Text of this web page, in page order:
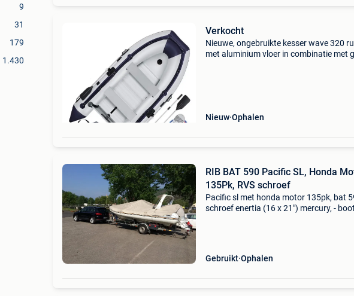
9
31
179
1.430
Verkocht
Nieuwe, ongebruikte kesser wave 320
met aluminium vloer in combinatie met
Nieuw Ophalen
RIB BAT 590 Pacific SL, Honda
135Pk, RVS schroef
Pacific sl met honda motor 135pk, bat
schroef enertia (16 x 21") mercury, -
Gebruikt Ophalen